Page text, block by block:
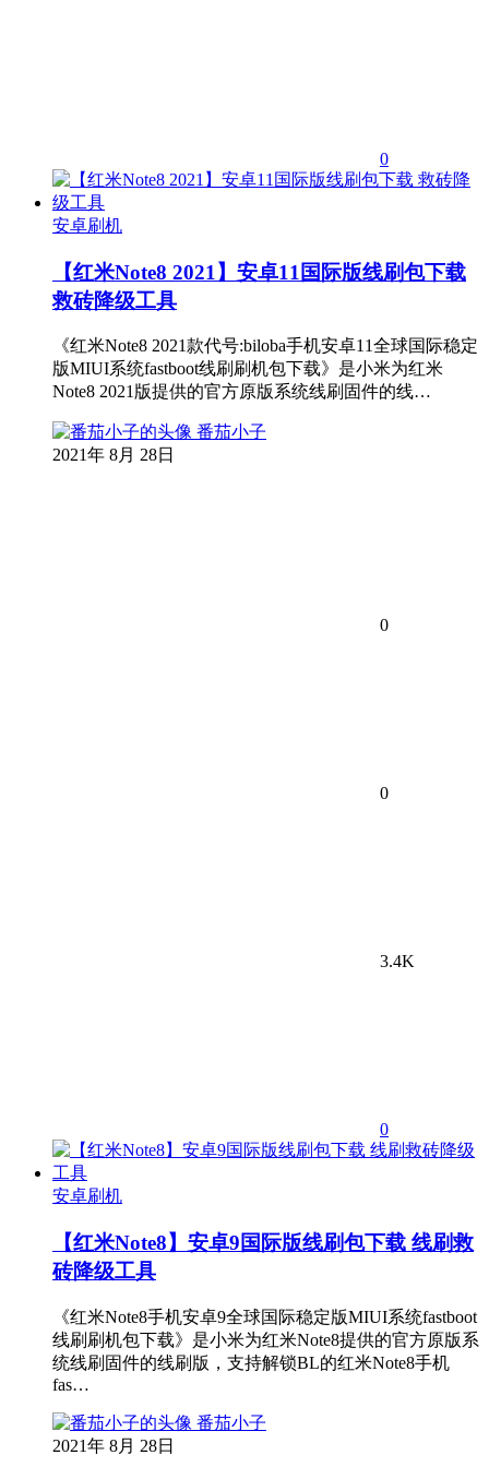
0
安卓刷机
【红米Note8 2021】安卓11国际版线刷包下载
救砖降级工具
《红米Note8 2021款代号:biloba手机安卓11全球国际稳定
版MIUI系统fastboot线刷刷机包下载》是小米为红米
Note8 2021版提供的官方原版系统线刷固件的线…
番茄小子
2021年 8月 28日
0
0
3.4K
0
安卓刷机
【红米Note8】安卓9国际版线刷包下载 线刷救
砖降级工具
《红米Note8手机安卓9全球国际稳定版MIUI系统fastboot
线刷刷机包下载》是小米为红米Note8提供的官方原版系
统线刷固件的线刷版，支持解锁BL的红米Note8手机
fas…
番茄小子
2021年 8月 28日